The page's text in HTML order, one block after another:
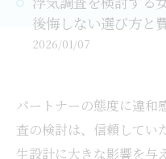
後悔しない選び方と
2026/01/07
パートナーの態度に違和
査の検討は、信頼してい
生設計に大きな影響を与